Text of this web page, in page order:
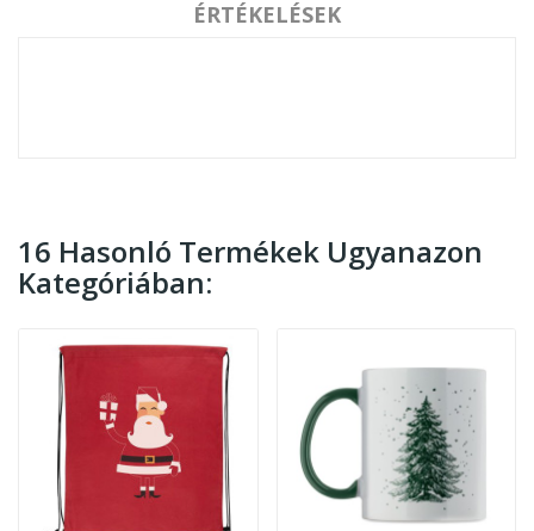
ÉRTÉKELÉSEK
16 Hasonló Termékek Ugyanazon
Kategóriában: